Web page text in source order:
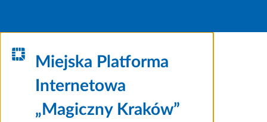
Miejska Platforma
Internetowa
„Magiczny Kraków”